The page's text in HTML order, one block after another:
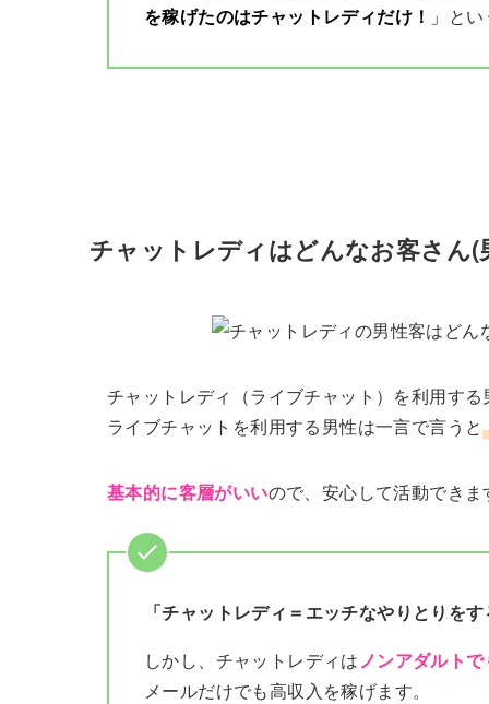
を稼げたのはチャットレディだけ！ 」 と
チャットレディはどんなお客さん(
チャットレディ（ライブチャット）を利用す
ライブチャットを利用する男性は一言で言うと
基本的に客層がいいので、安心して活動できま
「チャットレディ＝エッチなやりとりをす
しかし、チャットレディは ノンアダルト
メールだけでも高収入を稼げます。